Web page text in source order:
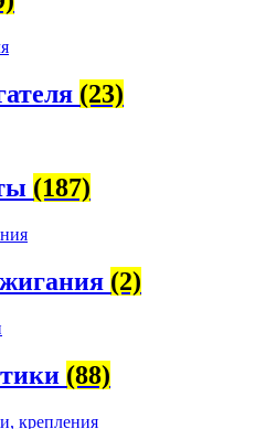
(23)
(187)
(2)
(88)